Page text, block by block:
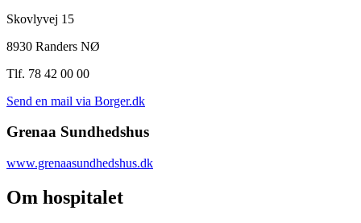
Skovlyvej 15
8930 Randers NØ
Tlf. 78 42 00 00
Send en mail via Borger.dk
Grenaa Sundhedshus
www.grenaasundhedshus.dk
Om hospitalet